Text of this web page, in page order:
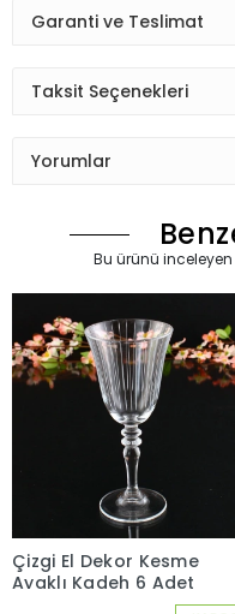
Garanti ve Teslimat
Taksit Seçenekleri
Yorumlar
Bu ürünü
Çizgi El Dekor Kesme
Ayaklı Kadeh 6 Adet